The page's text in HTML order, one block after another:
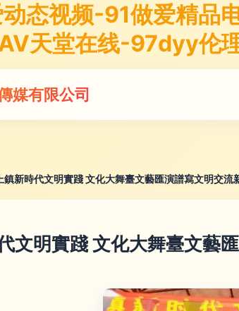
态视频-91做爱精
天堂在线-97dyy伦
媒有限公司
鎮新時代文明實踐 文化大舞臺文藝匯演譜寫文明交流
文明實踐 文化大舞臺文藝